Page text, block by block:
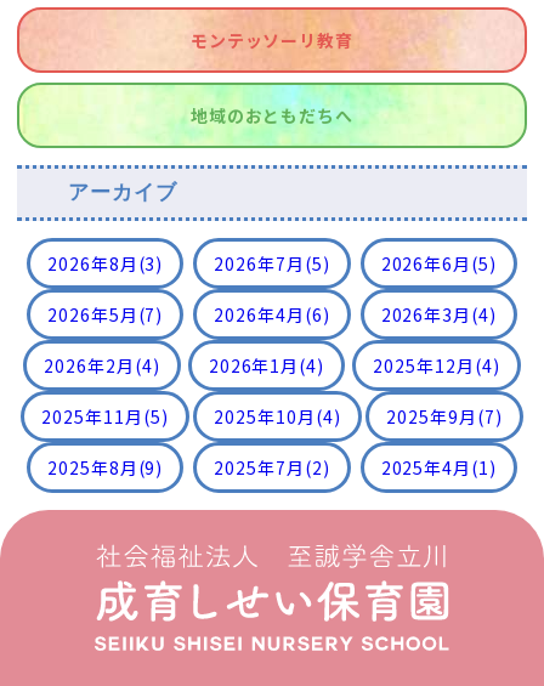
モンテッソーリ教育
地域のおともだちへ
アーカイブ
2026年8月 (3) 2026年7月 (5) 2026年6月 (5)
2026年5月 (7) 2026年4月 (6) 2026年3月 (4)
2026年2月 (4) 2026年1月 (4) 2025年12月 (4)
2025年11月 (5) 2025年10月 (4) 2025年9月 (7)
2025年8月 (9) 2025年7月 (2) 2025年4月 (1)